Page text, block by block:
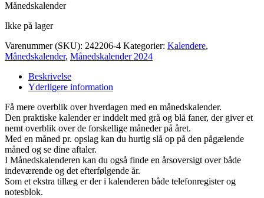
Månedskalender
Ikke på lager
Varenummer (SKU): 242206-4 Kategorier: Kalendere,
Månedskalender, Månedskalender 2024
Beskrivelse
Yderligere information
Få mere overblik over hverdagen med en månedskalender.
Den praktiske kalender er inddelt med grå og blå faner, der giver et
nemt overblik over de forskellige måneder på året.
Med en måned pr. opslag kan du hurtig slå op på den pågælende
måned og se dine aftaler.
I Månedskalenderen kan du også finde en årsoversigt over både
indeværende og det efterfølgende år.
Som et ekstra tillæg er der i kalenderen både telefonregister og
notesblok.